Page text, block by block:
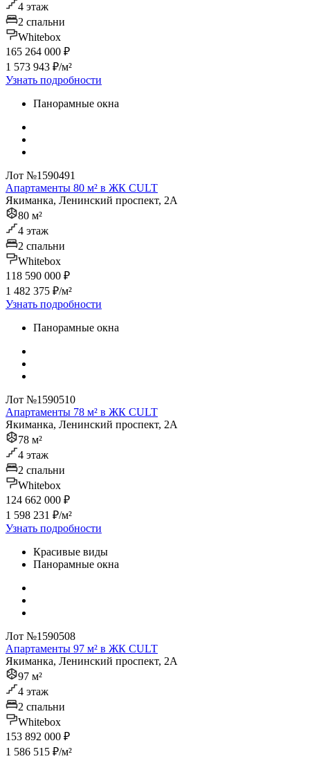
4 этаж
2 спальни
Whitebox
165 264 000 ₽
1 573 943 ₽/м²
Узнать подробности
Панорамные окна
Лот №1590491
Апартаменты 80 м² в ЖК CULT
Якиманка, Ленинский проспект, 2А
80 м²
4 этаж
2 спальни
Whitebox
118 590 000 ₽
1 482 375 ₽/м²
Узнать подробности
Панорамные окна
Лот №1590510
Апартаменты 78 м² в ЖК CULT
Якиманка, Ленинский проспект, 2А
78 м²
4 этаж
2 спальни
Whitebox
124 662 000 ₽
1 598 231 ₽/м²
Узнать подробности
Красивые виды
Панорамные окна
Лот №1590508
Апартаменты 97 м² в ЖК CULT
Якиманка, Ленинский проспект, 2А
97 м²
4 этаж
2 спальни
Whitebox
153 892 000 ₽
1 586 515 ₽/м²